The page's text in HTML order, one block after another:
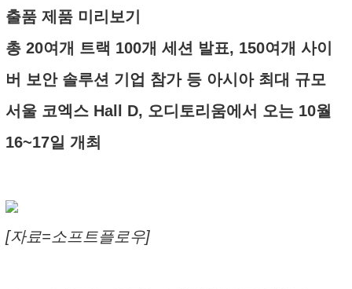
출품 제품 미리보기
총 20여개 트랙 100개 세션 발표, 150여개 사이
버 보안 솔루션 기업 참가 등 아시아 최대 규모
서울 코엑스 Hall D, 오디토리움에서 오는 10월
16~17일 개최
[자료=소프트플로우]